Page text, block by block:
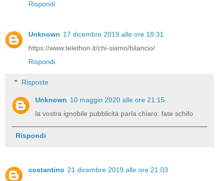
Rispondi
Unknown 17 dicembre 2019 alle ore 18:31
https://www.telethon.it/chi-siamo/bilancio/
Rispondi
Risposte
Unknown 10 maggio 2020 alle ore 21:15
la vostra ignobile pubblicità parla chiaro: fate schifo
Rispondi
costantino 21 dicembre 2019 alle ore 21:03